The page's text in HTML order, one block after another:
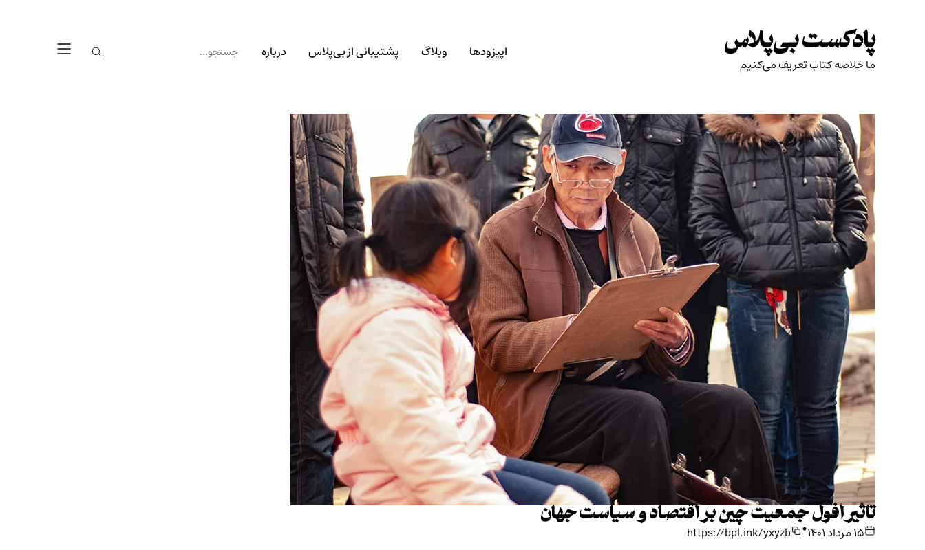
to
content
پادکست بی‌پلاس
ما خلاصه کتاب تعریف می‌کنیم
اپیزودها وبلاگ پشتیبانی از بی‌پلاس درباره
تاثیر افول جمعیت چین بر اقتصاد و سیاست جهان
۱۵ مرداد ۱۴۰۱ •
https://bpl.ink/yxyzb